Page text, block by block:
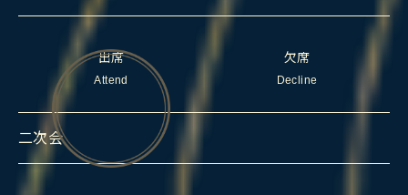
出席
Attend
欠席
Decline
二次会